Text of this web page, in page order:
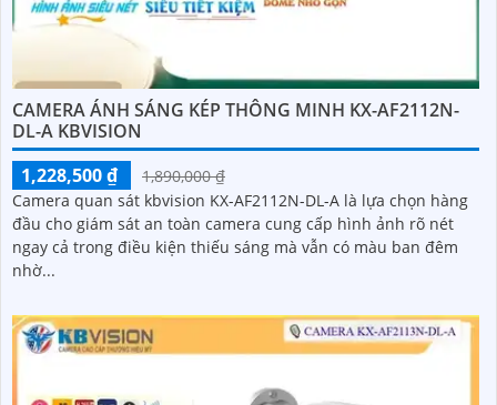
CAMERA ÁNH SÁNG KÉP THÔNG MINH KX-AF2112N-
DL-A KBVISION
1,228,500 ₫
1,890,000 ₫
Camera quan sát kbvision KX-AF2112N-DL-A là lựa chọn hàng
đầu cho giám sát an toàn camera cung cấp hình ảnh rõ nét
ngay cả trong điều kiện thiếu sáng mà vẫn có màu ban đêm
nhờ...